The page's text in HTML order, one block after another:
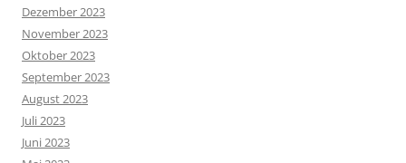
Dezember 2023
November 2023
Oktober 2023
September 2023
August 2023
Juli 2023
Juni 2023